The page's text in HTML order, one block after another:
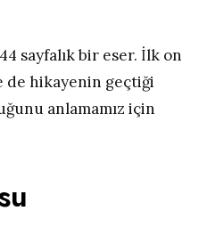
sayfalık bir eser. İlk on
de hikayenin geçtiği
anlamamız için